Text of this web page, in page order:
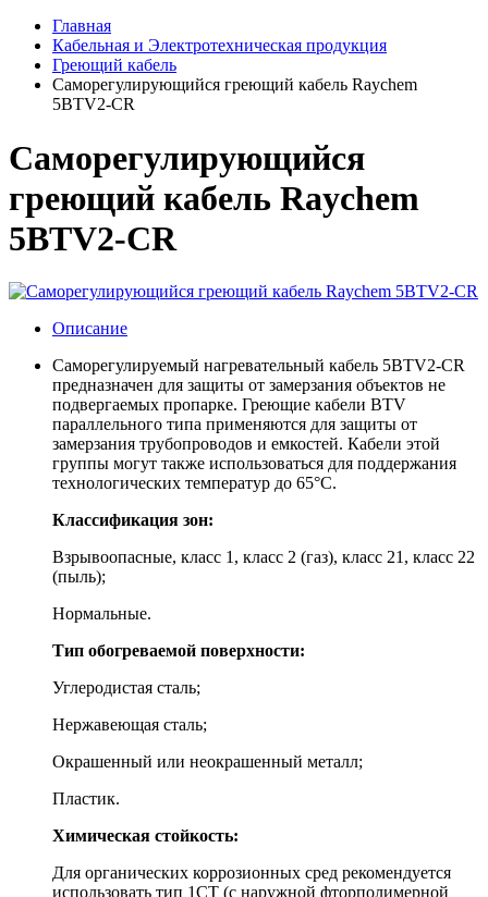
Главная
Кабельная и Электротехническая продукция
Греющий кабель
Саморегулирующийся греющий кабель Raychem
5BTV2-CR
Саморегулирующийся
греющий кабель Raychem
5BTV2-CR
Описание
Саморегулируемый нагревательный кабель 5BTV2-CR
предназначен для защиты от замерзания объектов не
подвергаемых пропарке. Греющие кабели BTV
параллельного типа применяются для защиты от
замерзания трубопроводов и емкостей. Кабели этой
группы могут также использоваться для поддержания
технологических температур до 65°С.
Классификация зон:
Взрывоопасные, класс 1, класс 2 (газ), класс 21, класс 22
(пыль);
Нормальные.
Тип обогреваемой поверхности:
Углеродистая сталь;
Нержавеющая сталь;
Окрашенный или неокрашенный металл;
Пластик.
Химическая стойкость:
Для органических коррозионных сред рекомендуется
использовать тип 1СТ (с наружной фторполимерной